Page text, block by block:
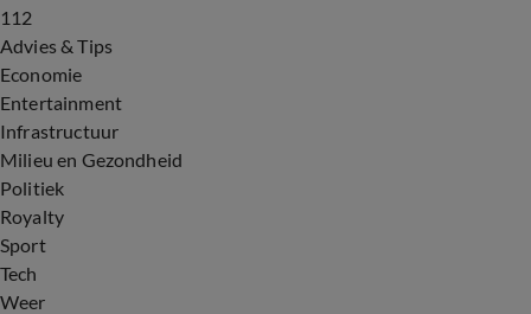
112
Advies & Tips
Economie
Entertainment
Infrastructuur
Milieu en Gezondheid
Politiek
Royalty
Sport
Tech
Weer